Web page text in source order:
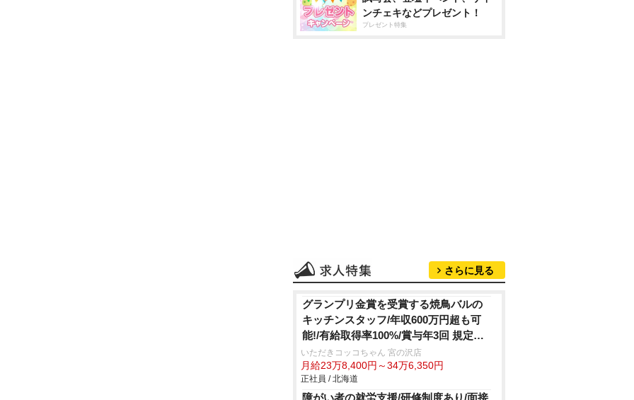
ンチェキなどプレゼント！
プレゼント特集
さらに見る
グランプリ金賞を受賞する焼鳥バルの
キッチンスタッフ/年収600万円超も可
能!/有給取得率100%/賞与年3回 規定あ
り
いただきコッコちゃん 宮の沢店
月給23万8,400円～34万6,350円
正社員 / 北海道
障がい者の就労支援/研修制度あり/面接